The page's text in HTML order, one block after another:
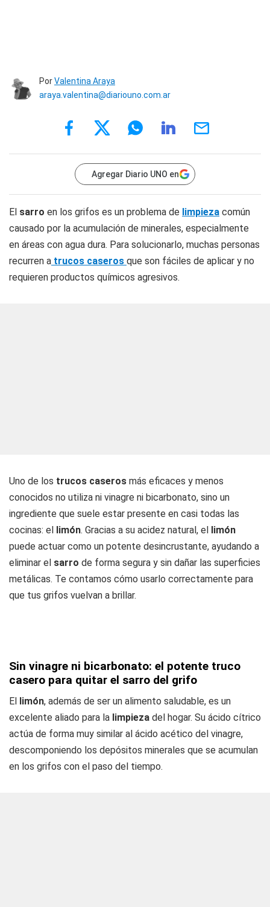
PorValentina Araya
araya.valentina@diariouno.com.ar
Agregar Diario UNO en
El sarro en los grifos es un problema de limpieza común
causado por la acumulación de minerales, especialmente
en áreas con agua dura. Para solucionarlo, muchas personas
recurren a trucos caseros que son fáciles de aplicar y no
requieren productos químicos agresivos.
Uno de los trucos caseros más eficaces y menos
conocidos no utiliza ni vinagre ni bicarbonato, sino un
ingrediente que suele estar presente en casi todas las
cocinas: el limón. Gracias a su acidez natural, el limón
puede actuar como un potente desincrustante, ayudando a
eliminar el sarro de forma segura y sin dañar las superficies
metálicas. Te contamos cómo usarlo correctamente para
que tus grifos vuelvan a brillar.
Sin vinagre ni bicarbonato: el potente truco
casero para quitar el sarro del grifo
El limón, además de ser un alimento saludable, es un
excelente aliado para la limpieza del hogar. Su ácido cítrico
actúa de forma muy similar al ácido acético del vinagre,
descomponiendo los depósitos minerales que se acumulan
en los grifos con el paso del tiempo.